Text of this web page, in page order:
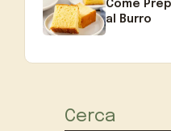
Come
al Burro
Cerca